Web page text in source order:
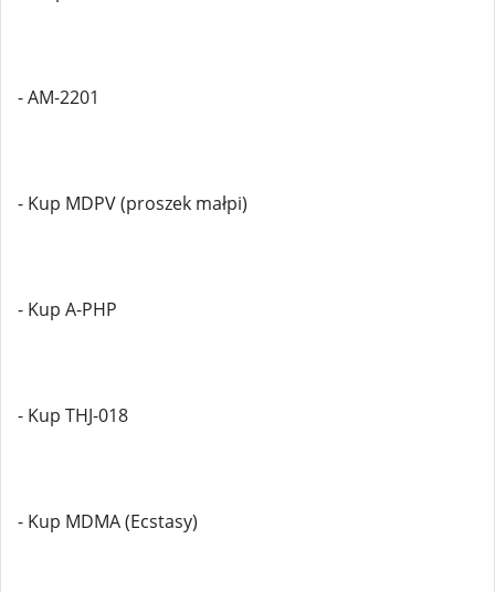
- AM-2201
- Kup MDPV (proszek małpi)
- Kup A-PHP
- Kup THJ-018
- Kup MDMA (Ecstasy)